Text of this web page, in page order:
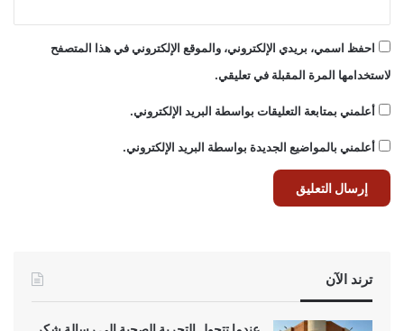
احفظ اسمي، بريدي الإلكتروني، والموقع الإلكتروني في هذا المتصفح
لاستخدامها المرة المقبلة في تعليقي.
أعلمني بمتابعة التعليقات بواسطة البريد الإلكتروني.
أعلمني بالمواضيع الجديدة بواسطة البريد الإلكتروني.
ترند الآن